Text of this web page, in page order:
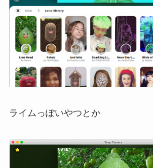
ライムっぽいやつとか